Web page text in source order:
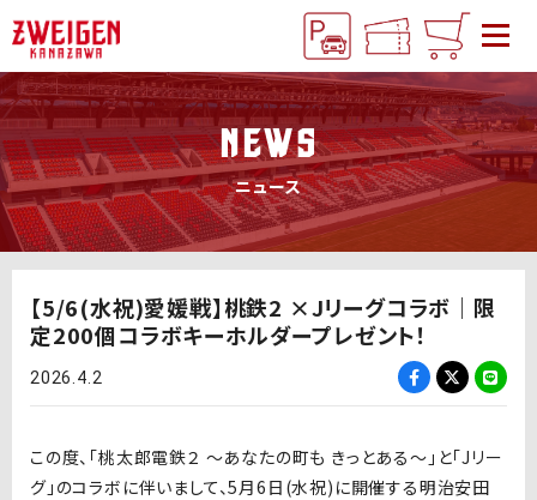
NEWS
ニュース
【5/6(水祝)愛媛戦】桃鉄2 ×Jリーグコラボ｜限
定200個コラボキーホルダープレゼント！
2026.4.2
この度、「桃太郎電鉄２ ～あなたの町も きっとある～ 」と「Jリー
グ」のコラボに伴いまして、5月6日(水祝)に開催する明治安田